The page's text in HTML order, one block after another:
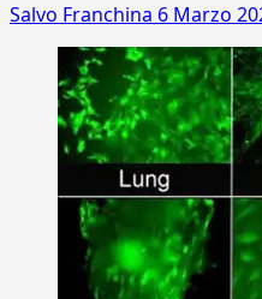
Salvo Franchina 6 Marzo